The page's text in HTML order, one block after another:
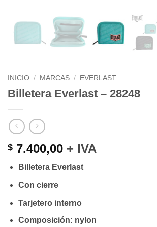
INICIO / MARCAS / EVERLAST
Billetera Everlast – 28248
$ 7.400,00 + IVA
Billetera Everlast
Con cierre
Tarjetero interno
Composición: nylon